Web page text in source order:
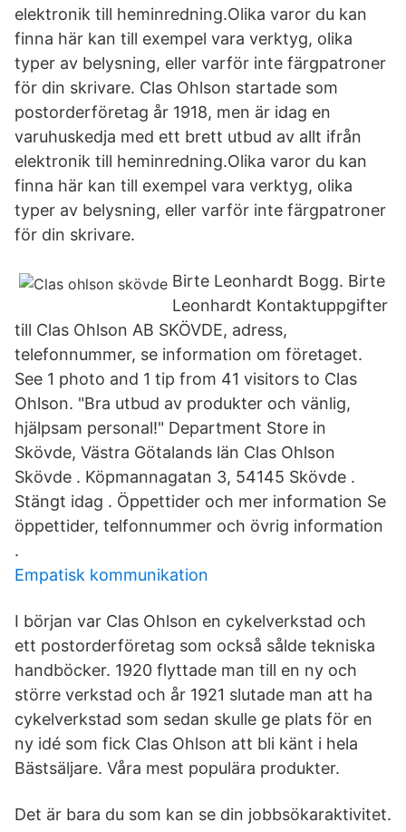
elektronik till heminredning.Olika varor du kan
finna här kan till exempel vara verktyg, olika
typer av belysning, eller varför inte färgpatroner
för din skrivare. Clas Ohlson startade som
postorderföretag år 1918, men är idag en
varuhuskedja med ett brett utbud av allt ifrån
elektronik till heminredning.Olika varor du kan
finna här kan till exempel vara verktyg, olika
typer av belysning, eller varför inte färgpatroner
för din skrivare.
Birte Leonhardt Bogg. Birte
Leonhardt Kontaktuppgifter
till Clas Ohlson AB SKÖVDE, adress,
telefonnummer, se information om företaget.
See 1 photo and 1 tip from 41 visitors to Clas
Ohlson. "Bra utbud av produkter och vänlig,
hjälpsam personal!" Department Store in
Skövde, Västra Götalands län Clas Ohlson
Skövde . Köpmannagatan 3, 54145 Skövde .
Stängt idag . Öppettider och mer information Se
öppettider, telfonnummer och övrig information
.
Empatisk kommunikation
I början var Clas Ohlson en cykelverkstad och
ett postorderföretag som också sålde tekniska
handböcker. 1920 flyttade man till en ny och
större verkstad och år 1921 slutade man att ha
cykelverkstad som sedan skulle ge plats för en
ny idé som fick Clas Ohlson att bli känt i hela
Bästsäljare. Våra mest populära produkter.
Det är bara du som kan se din jobbsökaraktivitet.